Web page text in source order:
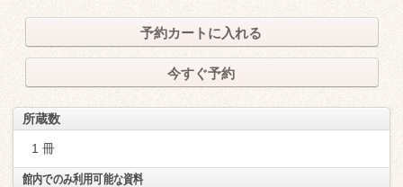
予約カートに入れる
今すぐ予約
所蔵数
1 冊
館内でのみ利用可能な資料